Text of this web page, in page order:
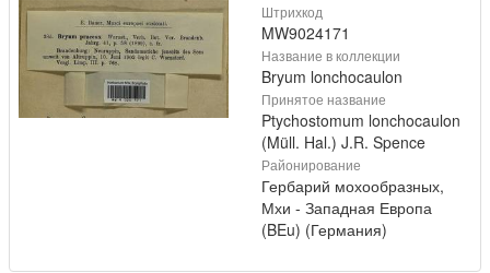
Штрихкод
MW9024171
Название в коллекции
Bryum lonchocaulon
Принятое название
Ptychostomum lonchocaulon
(Müll. Hal.) J.R. Spence
Районирование
Гербарий мохообразных,
Мхи - Западная Европа
(BEu) (Германия)